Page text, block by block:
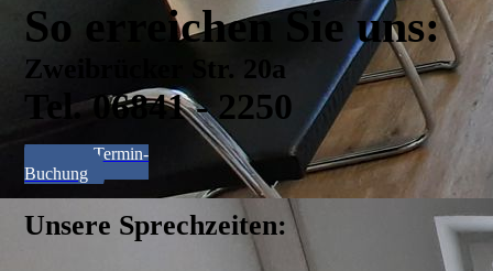
So erreichen Sie uns:
Zweibrücker Str. 20a
Tel. 06841 - 2250
Online-Termin-
Buchung
Unsere Sprechzeiten: